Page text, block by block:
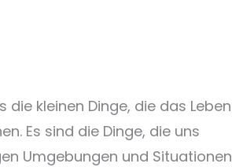
die kleinen Dinge, die das Leben
Es sind die Dinge, die uns
Umgebungen und Situationen